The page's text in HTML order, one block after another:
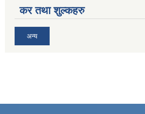
कर तथा शुल्कहरु
अन्य